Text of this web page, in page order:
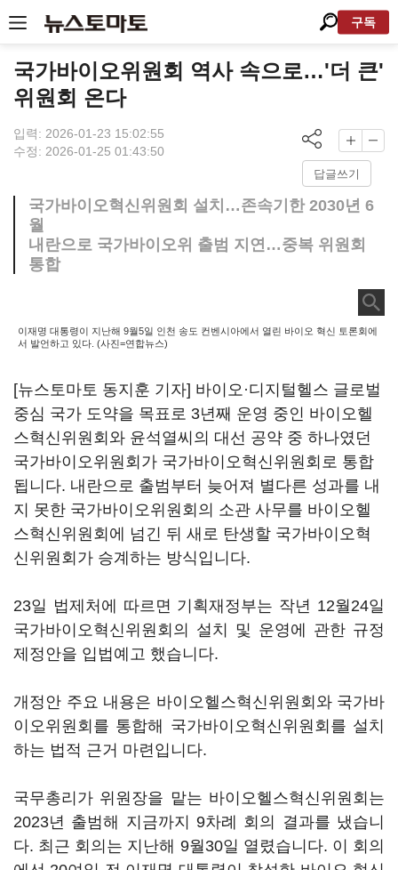
구독
국가바이오위원회 역사 속으로…'더 큰'
위원회 온다
입력: 2026-01-23 15:02:55
수정: 2026-01-25 01:43:50
답글쓰기
국가바이오혁신위원회 설치…존속기한 2030년 6
월
내란으로 국가바이오위 출범 지연…중복 위원회
통합
이재명 대통령이 지난해 9월5일 인천 송도 컨벤시아에서 열린 바이오 혁신 토론회에
서 발언하고 있다. (사진=연합뉴스)
[뉴스토마토 동지훈 기자] 바이오·디지털헬스 글로벌
중심 국가 도약을 목표로 3년째 운영 중인 바이오헬
스혁신위원회와 윤석열씨의 대선 공약 중 하나였던
국가바이오위원회가 국가바이오혁신위원회로 통합
됩니다. 내란으로 출범부터 늦어져 별다른 성과를 내
지 못한 국가바이오위원회의 소관 사무를 바이오헬
스혁신위원회에 넘긴 뒤 새로 탄생할 국가바이오혁
신위원회가 승계하는 방식입니다.
23일 법제처에 따르면 기획재정부는 작년 12월24일
국가바이오혁신위원회의 설치 및 운영에 관한 규정
제정안을 입법예고 했습니다.
개정안 주요 내용은 바이오헬스혁신위원회와 국가바
이오위원회를 통합해 국가바이오혁신위원회를 설치
하는 법적 근거 마련입니다.
국무총리가 위원장을 맡는 바이오헬스혁신위원회는
2023년 출범해 지금까지 9차례 회의 결과를 냈습니
다. 최근 회의는 지난해 9월30일 열렸습니다. 이 회의